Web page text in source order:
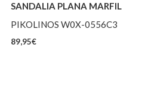
SANDALIA PLANA MARFIL
PIKOLINOS W0X-0556C3
89,95€